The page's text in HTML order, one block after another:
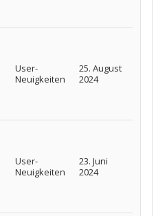
User-
Neuigkeiten
25. August
2024
User-
Neuigkeiten
23. Juni
2024